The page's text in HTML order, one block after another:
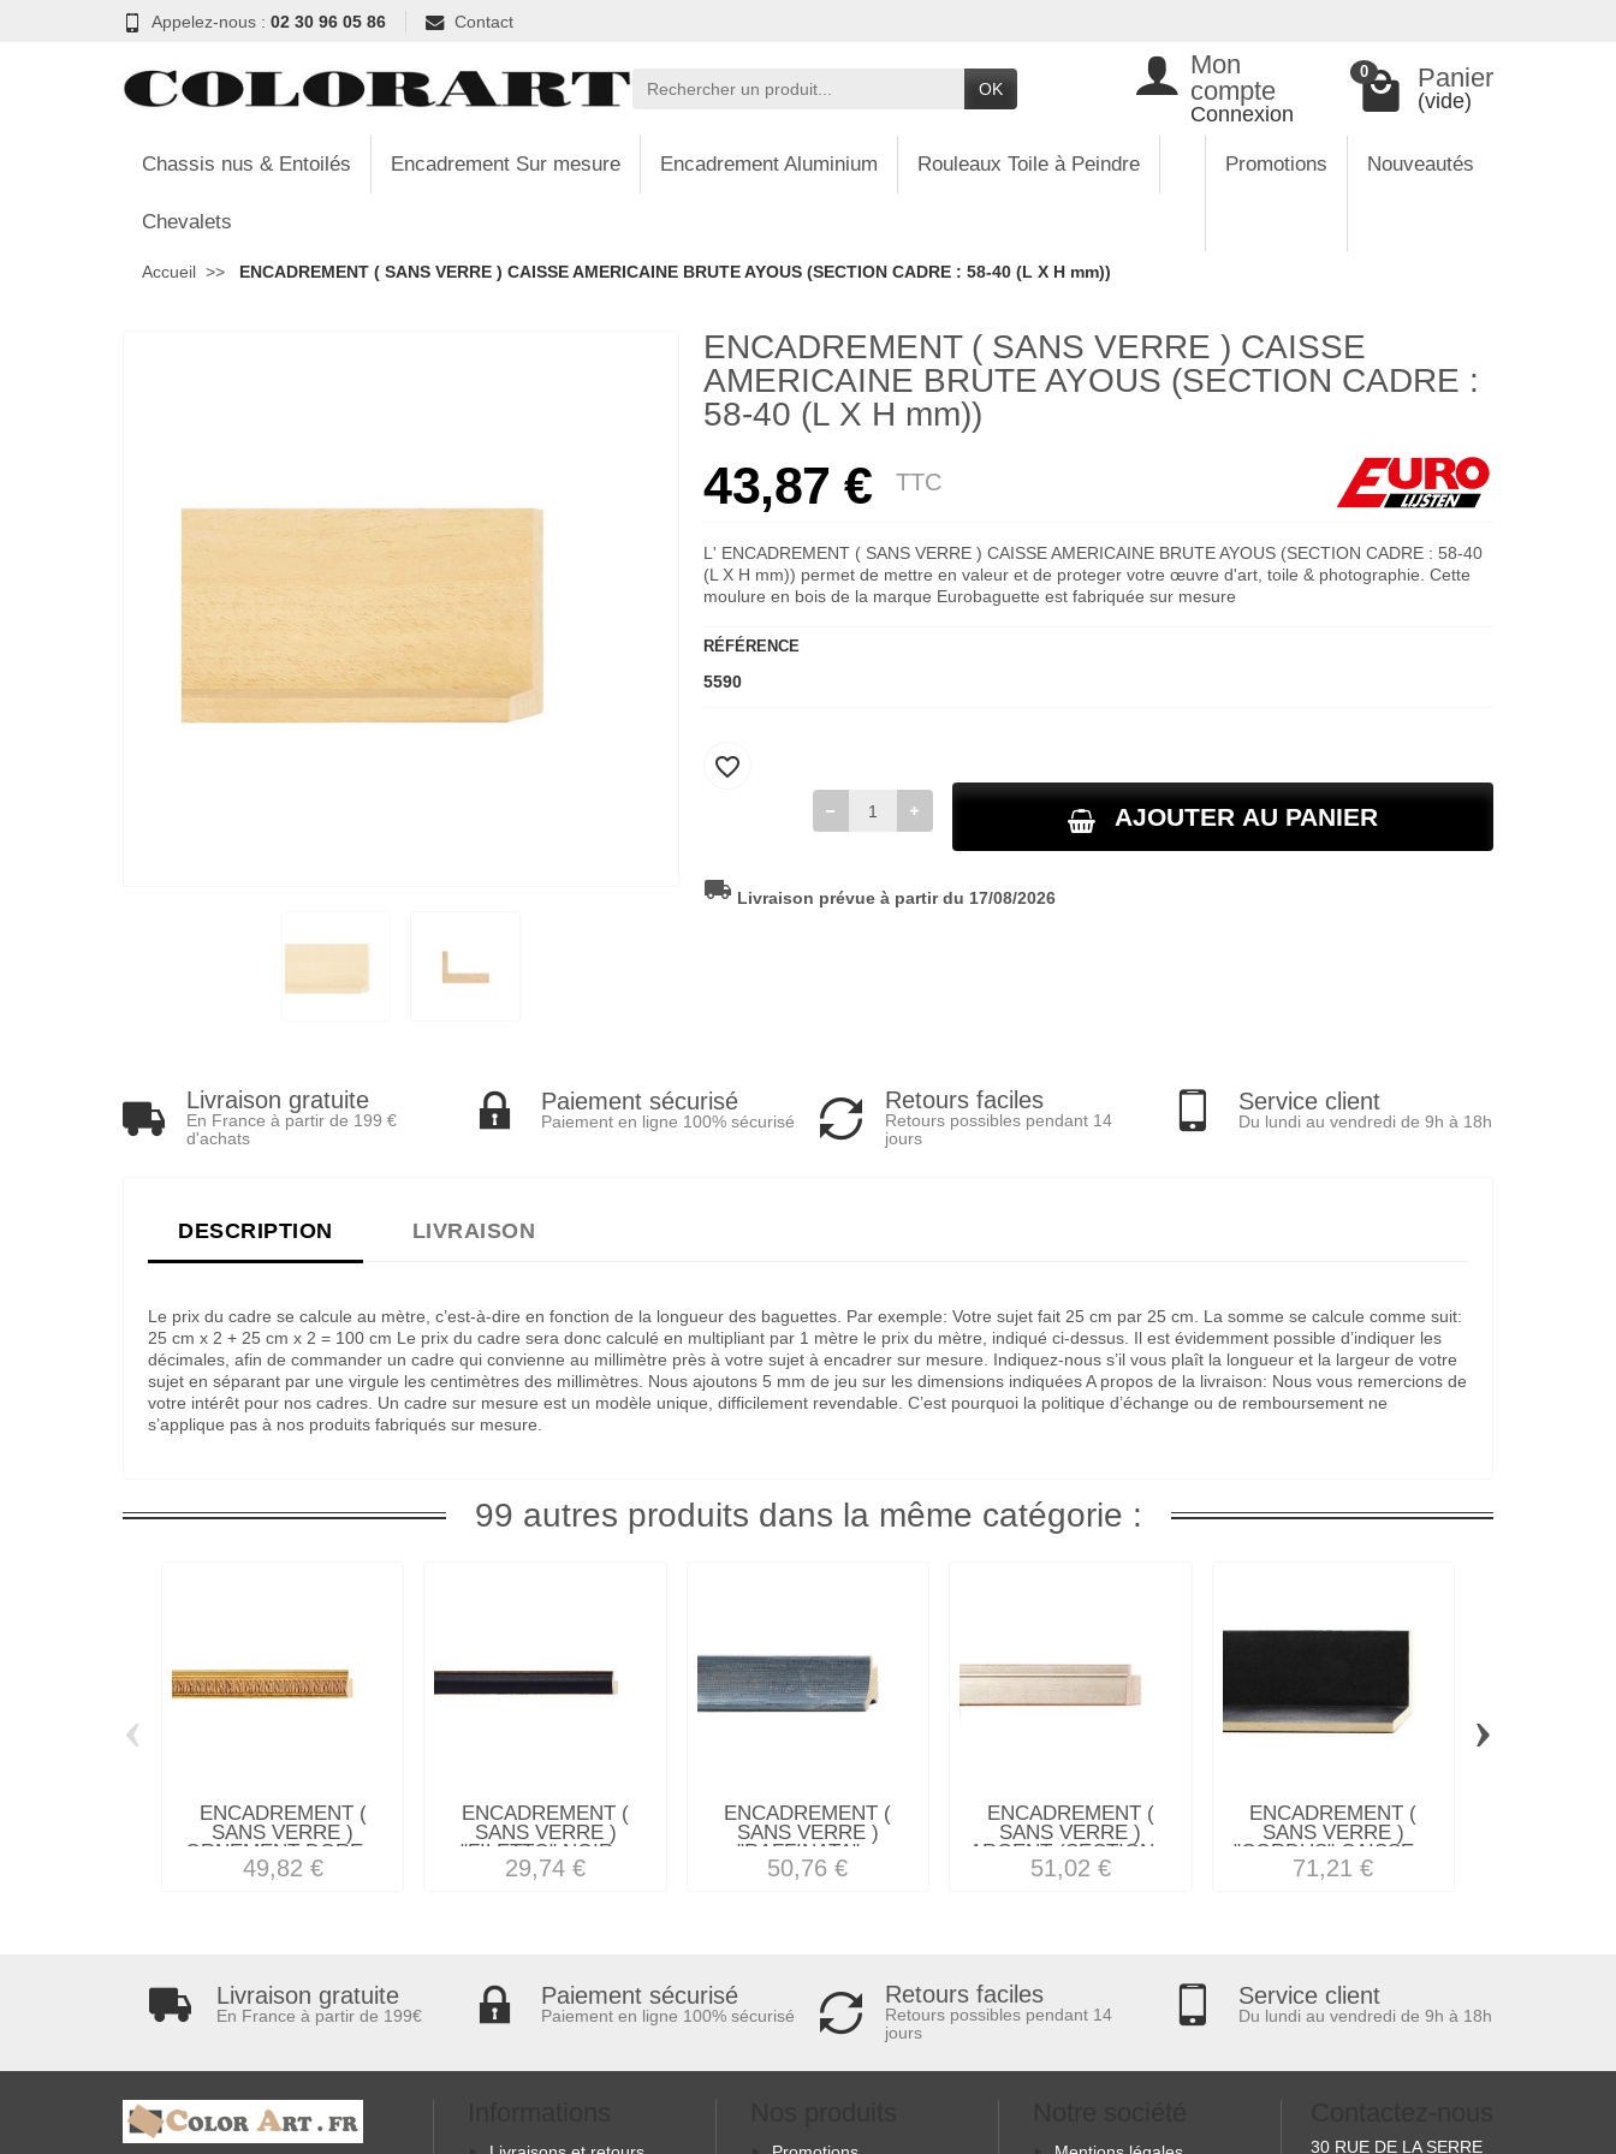
Appelez-nous : 02 30 96 05 86 Contact
OK
Mon
compte
Connexion
0 Panier
(vide)
Chassis nus & Entoilés Encadrement Sur mesure Encadrement Aluminium Rouleaux Toile à Peindre
Chevalets
Promotions Nouveautés
Accueil ENCADREMENT ( SANS VERRE ) CAISSE AMERICAINE BRUTE AYOUS (SECTION CADRE : 58-40 (L X H mm))
ENCADREMENT ( SANS VERRE ) CAISSE
AMERICAINE BRUTE AYOUS (SECTION CADRE :
58-40 (L X H mm))
43,87 € TTC
L' ENCADREMENT ( SANS VERRE ) CAISSE AMERICAINE BRUTE AYOUS (SECTION CADRE : 58-40
(L X H mm)) permet de mettre en valeur et de proteger votre œuvre d'art, toile & photographie. Cette
moulure en bois de la marque Eurobaguette est fabriquée sur mesure
RÉFÉRENCE
5590
AJOUTER AU PANIER
favorite_border
local_shipping Livraison prévue à partir du 17/08/2026
Livraison gratuite
En France à partir de 199 €
d'achats
Paiement sécurisé
Paiement en ligne 100% sécurisé
Retours faciles
Retours possibles pendant 14
jours
Service client
Du lundi au vendredi de 9h à 18h
DESCRIPTION LIVRAISON
Le prix du cadre se calcule au mètre, c’est-à-dire en fonction de la longueur des baguettes. Par exemple: Votre sujet fait 25 cm par 25 cm. La somme se calcule comme suit:
25 cm x 2 + 25 cm x 2 = 100 cm Le prix du cadre sera donc calculé en multipliant par 1 mètre le prix du mètre, indiqué ci-dessus. Il est évidemment possible d’indiquer les
décimales, afin de commander un cadre qui convienne au millimètre près à votre sujet à encadrer sur mesure. Indiquez-nous s’il vous plaît la longueur et la largeur de votre
sujet en séparant par une virgule les centimètres des millimètres. Nous ajoutons 5 mm de jeu sur les dimensions indiquées A propos de la livraison: Nous vous remercions de
votre intérêt pour nos cadres. Un cadre sur mesure est un modèle unique, difficilement revendable. C’est pourquoi la politique d’échange ou de remboursement ne
s’applique pas à nos produits fabriqués sur mesure.
99 autres produits dans la même catégorie :
ENCADREMENT (
SANS VERRE )
ORNEMENT DORE...
49,82 €
ENCADREMENT (
SANS VERRE )
"FILETTO" NOIR...
29,74 €
ENCADREMENT (
SANS VERRE )
"RAFFINATA"...
50,76 €
ENCADREMENT (
SANS VERRE )
ARGENT (SECTION...
51,02 €
ENCADREMENT (
SANS VERRE )
"CORDUS" CAISSE...
71,21 €
‹ ›
Livraison gratuite
En France à partir de 199€
Paiement sécurisé
Paiement en ligne 100% sécurisé
Retours faciles
Retours possibles pendant 14
jours
Service client
Du lundi au vendredi de 9h à 18h
30 RUE DE LA SERRE